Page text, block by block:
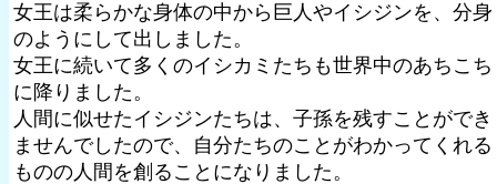
女王は柔らかな身体の中から巨人やイシジンを、分身
のようにして出しました。
女王に続いて多くのイシカミたちも世界中のあちこち
に降りました。
人間に似せたイシジンたちは、子孫を残すことができ
ませんでしたので、自分たちのことがわかってくれる
ものの人間を創ることになりました。